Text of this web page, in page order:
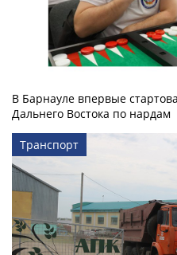
В Барнауле впервые
Дальнего Востока по нардам
Транспорт